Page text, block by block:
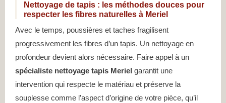
Nettoyage de tapis : les méthodes douces pour
respecter les fibres naturelles à Meriel
Avec le temps, poussières et taches fragilisent
progressivement les fibres d’un tapis. Un nettoyage en
profondeur devient alors nécessaire. Faire appel à un
spécialiste nettoyage tapis Meriel garantit une
intervention qui respecte le matériau et préserve la
souplesse comme l’aspect d’origine de votre pièce, qu’il